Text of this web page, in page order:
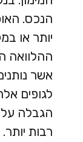
הנכס.
יותר או
ההלוואה
אשר
לגופים
הגבלה על
רבות